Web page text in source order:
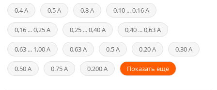
0,4 А 0,5 А 0,8 А 0,10 ... 0,16 А
0,16 ... 0,25 А 0,25 ... 0,40 А 0,40 ... 0,63 А
0,63 ... 1,00 А 0,63 А 0.5 А 0.20 А 0.30 А
0.50 А 0.75 А 0.200 А Показать ещё